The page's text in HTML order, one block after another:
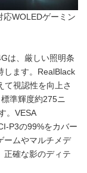
WOLEDゲーミン
は、厳しい照明条
します。RealBlack
て視認性を向上さ
準輝度約275ニ
。VESA
P3の99%をカバー
ームやマルチメデ
正確な影のディテ